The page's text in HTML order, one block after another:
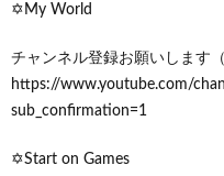
✡My World
チャンネル登録お願いします
https://www.youtube.com/
sub_confirmation=1
✡Start on Games